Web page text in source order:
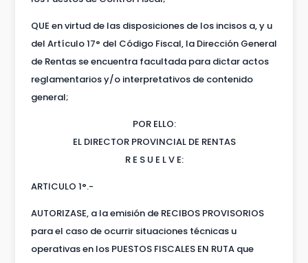
QUE en virtud de las disposiciones de los incisos a, y u
del Artículo 17° del Código Fiscal, la Dirección General
de Rentas se encuentra facultada para dictar actos
reglamentarios y/o interpretativos de contenido
general;
POR ELLO:
EL DIRECTOR PROVINCIAL DE RENTAS
R E S U E L V E:
ARTICULO 1°.-
AUTORIZASE, a la emisión de RECIBOS PROVISORIOS
para el caso de ocurrir situaciones técnicas u
operativas en los PUESTOS FISCALES EN RUTA que